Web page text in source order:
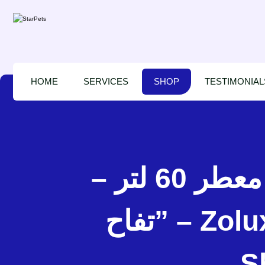
HOME SERVICES SHOP
زولكس “”رودي وود”” نشارة خشب طبيعي معطر 60 لتر –
تفاح” – Zolux “”RodyWood”” Fresh Scented Pine